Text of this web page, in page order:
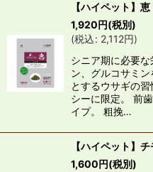
【ハイペット】
1,920円(税別)
(税込: 2,112円)
シニア期に必要
ン、グルコサミ
とするウサギの
シーに限定。 前
イプ。 粗挽…
【ハイペット】
1,600円(税別)